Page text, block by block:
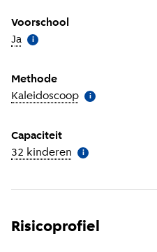
Voorschool
Ja Meer informatie
i
Methode
Kaleidoscoop Meer informatie
i
Capaciteit
32 kinderen Meer informatie
i
Risicoprofiel